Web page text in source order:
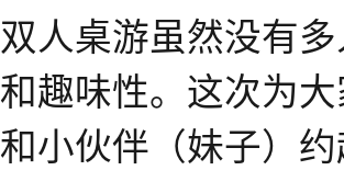
双人桌游虽然没有
和趣味性。这次为
和小伙伴（妹子）